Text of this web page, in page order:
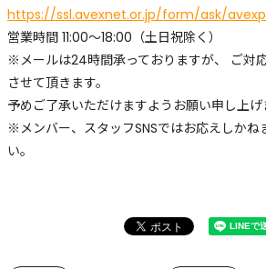
https://ssl.avexnet.or.jp/form/ask/
営業時間 11:00～18:00（土日祝除く）
※メールは24時間承っておりますが、 ご対
させて頂きます。
予めご了承いただけますようお願い申し上げ
※メンバー、スタッフSNSではお応えしかね
い。